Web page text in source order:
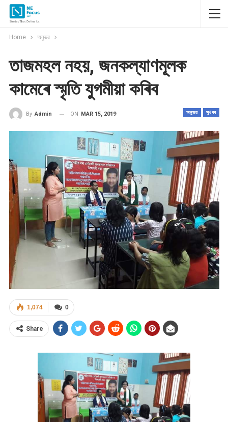
Home অনুভৱ
তাজমহল নহয়, জনকল্যাণমূলক
কামেৰে স্মৃতি যুগমীয়া কৰিব
অনুভৱ সুখবৰ
By Admin ON MAR 15, 2019
0
1,074
Share